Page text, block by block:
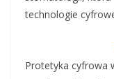
technologie
Protetyka cyfrowa